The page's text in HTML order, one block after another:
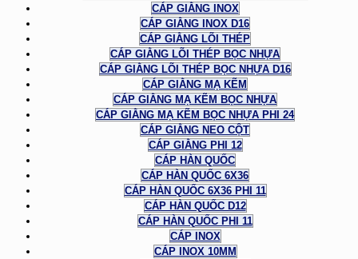
CÁP GIẰNG INOX
CÁP GIẰNG INOX D16
CÁP GIẰNG LÕI THÉP
CÁP GIẰNG LÕI THÉP BỌC NHỰA
CÁP GIẰNG LÕI THÉP BỌC NHỰA D16
CÁP GIẰNG MẠ KẼM
CÁP GIẰNG MẠ KẼM BỌC NHỰA
CÁP GIẰNG MẠ KẼM BỌC NHỰA PHI 24
CÁP GIẰNG NEO CỘT
CÁP GIẰNG PHI 12
CÁP HÀN QUỐC
CÁP HÀN QUỐC 6X36
CÁP HÀN QUỐC 6X36 PHI 11
CÁP HÀN QUỐC D12
CÁP HÀN QUỐC PHI 11
CÁP INOX
CÁP INOX 10MM